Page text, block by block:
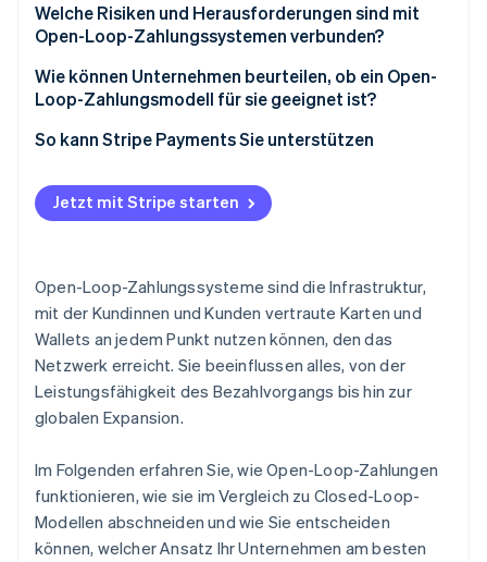
Sicherheitsschichten
Netzwerkregeln und Compliance
Welche Risiken und Herausforderungen sind mit
Open-Loop-Zahlungssystemen verbunden?
Höhere Bearbeitungskosten
Eingeschränkter Einblick in das Kundenverhalten
Höheres Betrugsrisiko
Abhängigkeit von externen Regeln und externer
Infrastruktur
Kundentreue
Wie können Unternehmen beurteilen, ob ein Open-
Loop-Zahlungsmodell für sie geeignet ist?
So kann Stripe Payments Sie unterstützen
Jetzt mit Stripe starten
Open-Loop-Zahlungssysteme sind die Infrastruktur,
mit der Kundinnen und Kunden vertraute Karten und
Wallets an jedem Punkt nutzen können, den das
Netzwerk erreicht. Sie beeinflussen alles, von der
Leistungsfähigkeit des Bezahlvorgangs bis hin zur
globalen Expansion.
Im Folgenden erfahren Sie, wie Open-Loop-Zahlungen
funktionieren, wie sie im Vergleich zu Closed-Loop-
Modellen abschneiden und wie Sie entscheiden
können, welcher Ansatz Ihr Unternehmen am besten